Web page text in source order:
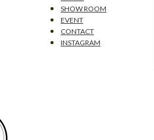
SHOW ROOM
EVENT
CONTACT
INSTAGRAM